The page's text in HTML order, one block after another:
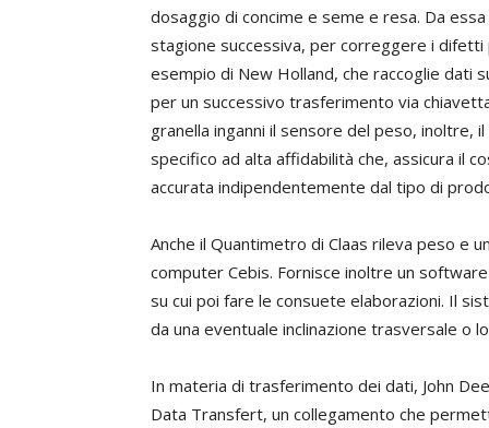
dosaggio di concime e seme e resa. Da
stagione successiva, per correggere i
esempio di New Holland, che raccoglie dati
per un successivo trasferimento via
granella inganni il sensore del peso, inoltre,
specifico ad alta affidabilità che, assicura il
accurata indipendentemente dal tipo di
Anche il Quantimetro di Claas rileva peso e
computer Cebis. Fornisce inoltre un
su cui poi fare le consuete elaborazioni. Il
da una eventuale inclinazione trasversale o
In materia di trasferimento dei dati, John
Data Transfert, un collegamento che